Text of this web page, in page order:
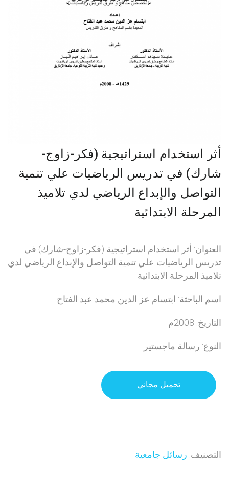
أثر استخدام استراتيجية (فكر-زاوج-
شارك) في تدريس الرياضيات علي تنمية
التواصل والإبداع الرياضي لدي تلاميذ
المرحلة الابتدائية
العنوان: أثر استخدام استراتيجية (فكر-زاوج-شارك) في
تدريس الرياضيات علي تنمية التواصل والإبداع الرياضي لدي
تلاميذ المرحلة الابتدائية
اسم الباحثة: ابتسام عز الدين محمد عبد الفتاح
التاريخ: 2008م
النوع: رسالة ماجستير
تحميل مجاني
التصنيف: رسائل جامعية